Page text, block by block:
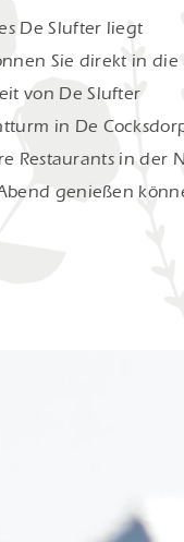
De Slufter liegt
Sie direkt in die
von De Slufter
in De
Restaurants in der
genießen